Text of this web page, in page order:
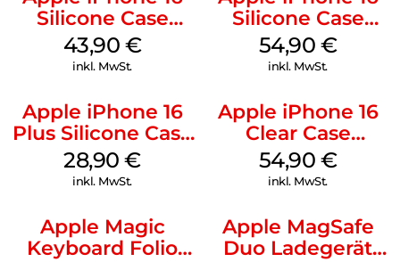
Silicone Case
MagSafe Plum
43,90 €
inkl. MwSt.
Silicone Case
MagSafe Lake
Green
54,90 €
inkl. MwSt.
Apple iPhone 16
Plus Silicone Case
MagSafe Black
28,90€
inkl. MwSt.
Apple iPhone 16
Clear Case
MagSafe
Transparent
54,90 €
inkl. MwSt.
Apple Magic
Keyboard Folio
Apple MagSafe
Duo Ladegerät